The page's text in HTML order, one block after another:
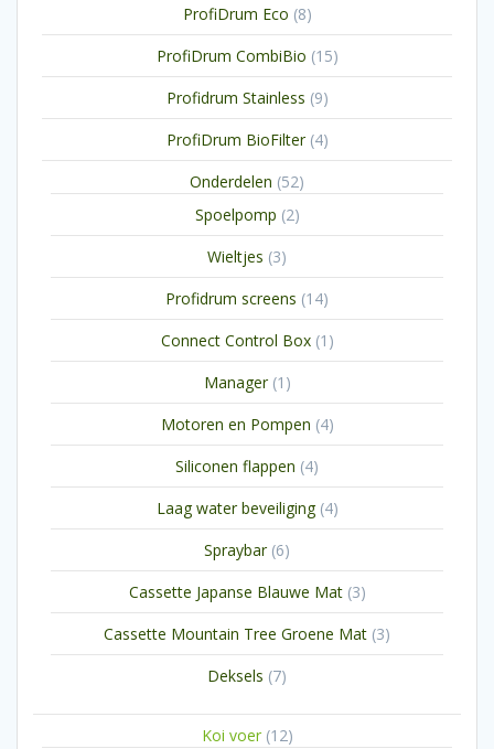
ProfiDrum Eco 88
producten
ProfiDrum CombiBio 1515
producten
Profidrum Stainless 99
producten
ProfiDrum BioFilter 44
producten
Onderdelen 5252
Spoelpomp 22
producten
Wieltjes 33
producten
Profidrum screens 1414
producten
Connect Control Box 1 1
product
Manager 1 1
product
Motoren en Pompen 44
producten
Siliconen flappen 44
producten
Laag water beveiliging 44
producten
Spraybar 66
producten
Cassette Japanse Blauwe Mat 33
producten
Cassette Mountain Tree Groene Mat 33
producten
Deksels 77
Koi voer 1212